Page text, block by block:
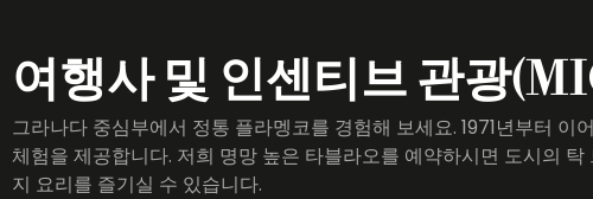
여행사 및 인센티브 관광
그라나다 중심부에서 정통 플라멩코를 경험해 보세요. 1971년부터
체험을 제공합니다. 저희 명망 높은 타블라오를 예약하시면 도시의
지 요리를 즐기실 수 있습니다.